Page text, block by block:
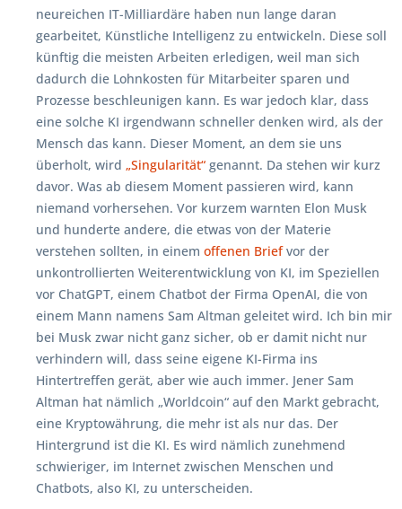
neureichen IT-Milliardäre haben nun lange daran
gearbeitet, Künstliche Intelligenz zu entwickeln. Diese soll
künftig die meisten Arbeiten erledigen, weil man sich
dadurch die Lohnkosten für Mitarbeiter sparen und
Prozesse beschleunigen kann. Es war jedoch klar, dass
eine solche KI irgendwann schneller denken wird, als der
Mensch das kann. Dieser Moment, an dem sie uns
überholt, wird „Singularität“ genannt. Da stehen wir kurz
davor. Was ab diesem Moment passieren wird, kann
niemand vorhersehen. Vor kurzem warnten Elon Musk
und hunderte andere, die etwas von der Materie
verstehen sollten, in einem offenen Briefvor der
unkontrollierten Weiterentwicklung von KI, im Speziellen
vor ChatGPT, einem Chatbot der Firma OpenAI, die von
einem Mann namens Sam Altman geleitet wird. Ich bin mir
bei Musk zwar nicht ganz sicher, ob er damit nicht nur
verhindern will, dass seine eigene KI-Firma ins
Hintertreffen gerät, aber wie auch immer. Jener Sam
Altman hat nämlich „Worldcoin“ auf den Markt gebracht,
eine Kryptowährung, die mehr ist als nur das. Der
Hintergrund ist die KI. Es wird nämlich zunehmend
schwieriger, im Internet zwischen Menschen und
Chatbots, also KI, zu unterscheiden.